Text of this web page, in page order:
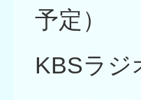
予定）
KBSラジ